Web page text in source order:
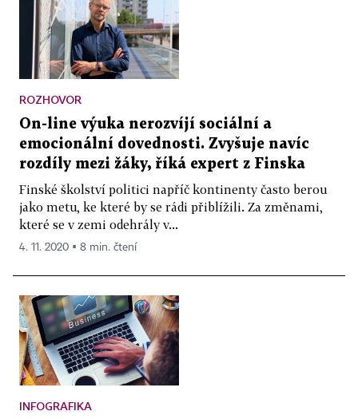
ROZHOVOR
On-line výuka nerozvíjí sociální a
emocionální dovednosti. Zvyšuje navíc
rozdíly mezi žáky, říká expert z Finska
Finské školství politici napříč kontinenty často berou
jako metu, ke které by se rádi přiblížili. Za změnami,
které se v zemi odehrály v...
4. 11. 2020 ▪ 8 min. čtení
INFOGRAFIKA